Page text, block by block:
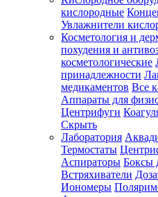
Зарегистрироваться
Зачем
регистрироваться?
Все
покупки
одном
месте
кислородные
Увлажнители
Косметология и
похудения и
косметологические
принадлежности
медикаментов Все
Аппараты для
Центрифуги
Скрыть
Лаборатория
Термостаты
Аспираторы Боксы
Встряхиватели
Иономеры